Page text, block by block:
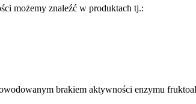
możemy znaleźć w produktach tj.:
brakiem aktywności enzymu